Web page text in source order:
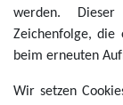
werden.
Zeichenfolge, die
beim erneuten
Wir setzen